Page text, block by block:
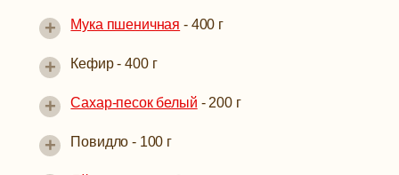
Мука пшеничная - 400 г
+
Кефир -400 г
+
Сахар-песок белый - 200 г
+
Повидло - 100 г
+